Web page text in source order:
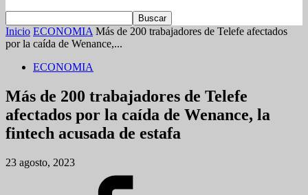
Inicio ECONOMIA Más de 200 trabajadores de Telefe afectados
por la caída de Wenance,...
ECONOMIA
Más de 200 trabajadores de Telefe
afectados por la caída de Wenance, la
fintech acusada de estafa
23 agosto, 2023